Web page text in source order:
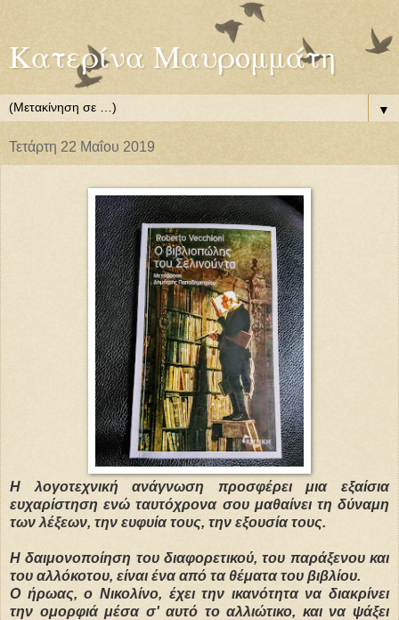
Κατερίνα Μαυρομμάτη
▼
Τετάρτη 22 Μαΐου 2019
Η λογοτεχνική ανάγνωση προσφέρει μια εξαίσια
ευχαρίστηση ενώ ταυτόχρονα σου μαθαίνει τη δύναμη
των λέξεων, την ευφυία τους, την εξουσία τους.
Η δαιμονοποίηση του διαφορετικού, του παράξενου και
του αλλόκοτου, είναι ένα από τα θέματα του βιβλίου.
Ο ήρωας, ο Νικολίνο, έχει την ικανότητα να διακρίνει
την ομορφιά μέσα σ' αυτό το αλλιώτικο, και να ψάξει